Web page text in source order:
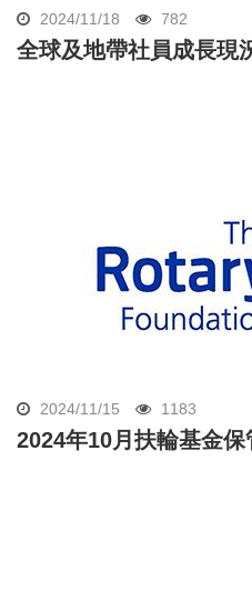
2024/11/18 782
全球及地帶社員成長現
2024/11/15 1183
2024年10月扶輪基金